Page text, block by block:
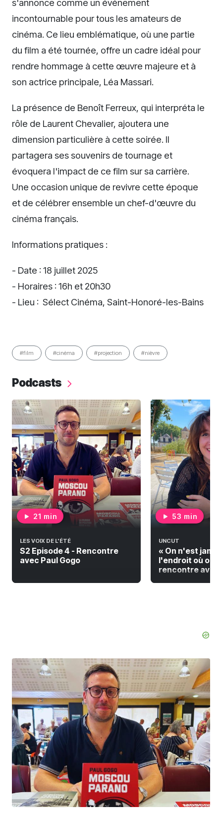
s'annonce comme un événement
incontournable pour tous les amateurs de
cinéma. Ce lieu emblématique, où une partie
du film a été tournée, offre un cadre idéal pour
rendre hommage à cette œuvre majeure et à
son actrice principale, Léa Massari.
La présence de Benoît Ferreux, qui interpréta le
rôle de Laurent Chevalier, ajoutera une
dimension particulière à cette soirée. Il
partagera ses souvenirs de tournage et
évoquera l'impact de ce film sur sa carrière.
Une occasion unique de revivre cette époque
et de célébrer ensemble un chef-d'œuvre du
cinéma français.
Informations pratiques :
- Date : 18 juillet 2025
- Horaires : 16h et 20h30
- Lieu : Sélect Cinéma, Saint-Honoré-les-Bains
#film #cinéma #projection #nièvre
Podcasts
21 min
LES VOIX DE L'ÉTÉ
S2 Episode 4 - Rencontre
avec Paul Gogo
53 min
UNCUT
« On n'est
l'endroit où on
rencontre avec